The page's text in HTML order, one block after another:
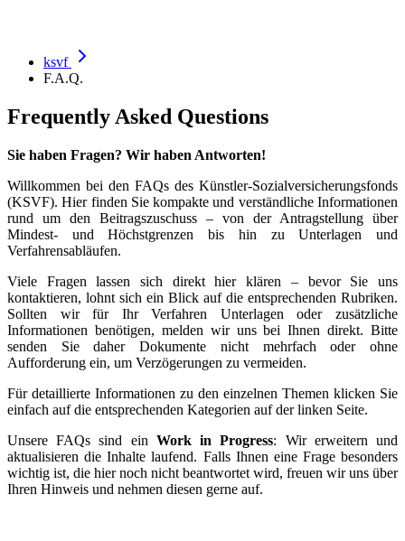
ksvf
F.A.Q.
Frequently Asked Questions
Sie haben Fragen? Wir haben Antworten!
Willkommen bei den FAQs des Künstler-Sozialversicherungsfonds
(KSVF). Hier finden Sie kompakte und verständliche Informationen
rund um den Beitragszuschuss – von der Antragstellung über
Mindest- und Höchstgrenzen bis hin zu Unterlagen und
Verfahrensabläufen.
Viele Fragen lassen sich direkt hier klären – bevor Sie uns
kontaktieren, lohnt sich ein Blick auf die entsprechenden Rubriken.
Sollten wir für Ihr Verfahren Unterlagen oder zusätzliche
Informationen benötigen, melden wir uns bei Ihnen direkt. Bitte
senden Sie daher Dokumente nicht mehrfach oder ohne
Aufforderung ein, um Verzögerungen zu vermeiden.
Für detaillierte Informationen zu den einzelnen Themen klicken Sie
einfach auf die entsprechenden Kategorien auf der linken Seite.
Unsere FAQs sind ein Work in Progress: Wir erweitern und
aktualisieren die Inhalte laufend. Falls Ihnen eine Frage besonders
wichtig ist, die hier noch nicht beantwortet wird, freuen wir uns über
Ihren Hinweis und nehmen diesen gerne auf.